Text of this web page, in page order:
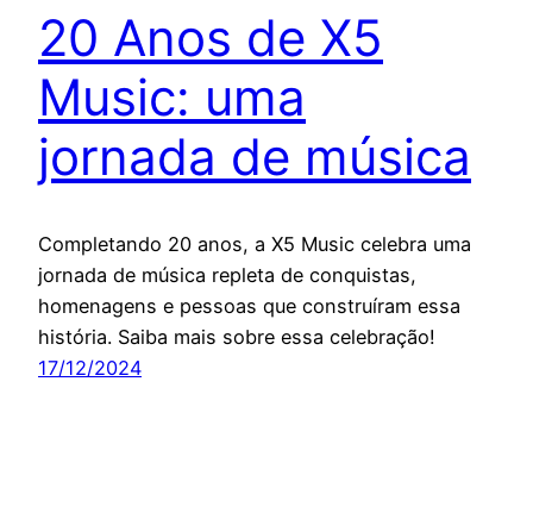
20 Anos de X5
Music: uma
jornada de música
Completando 20 anos, a X5 Music celebra uma
jornada de música repleta de conquistas,
homenagens e pessoas que construíram essa
história. Saiba mais sobre essa celebração!
17/12/2024